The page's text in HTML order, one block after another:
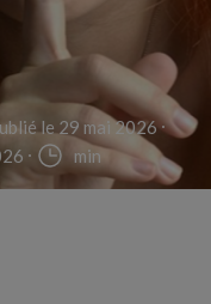
le 29 mai 2026
min